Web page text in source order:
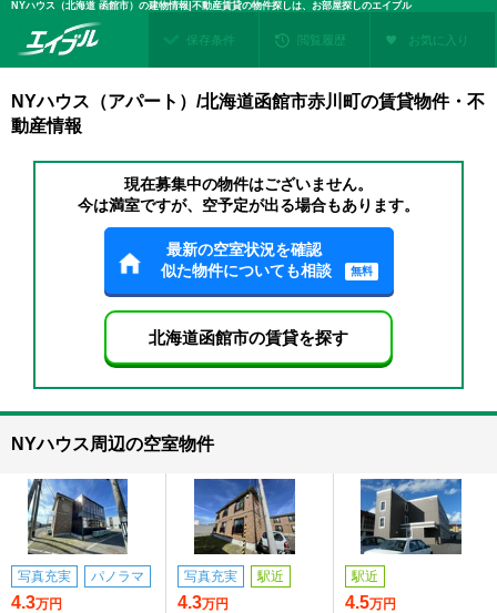
NYハウス（北海道 函館市）の建物情報|不動産賃貸の物件探しは、お部屋探しのエイブル
保存条件 閲覧履歴 お気に入り
NYハウス（アパート）/北海道函館市赤川町の賃貸物件・不
動産情報
現在募集中の物件はございません。
今は満室ですが、空予定が出る場合もあります。
最新の空室状況を確認
似た物件についても相談
無料
北海道函館市の賃貸を探す
NYハウス周辺の空室物件
写真充実 パノラマ
4.3万円
写真充実 駅近
4.3万円
駅近
4.5万円